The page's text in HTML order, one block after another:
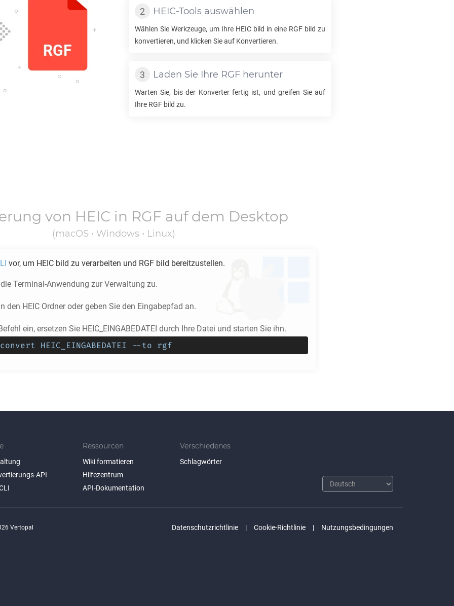
HEIC-Tools auswählen
Wählen Sie Werkzeuge, um Ihre HEIC bild in eine RGF bild zu
konvertieren, und klicken Sie auf Konvertieren.
Laden Sie Ihre RGF herunter
Warten Sie, bis der Konverter fertig ist, und greifen Sie auf
Ihre RGF bild zu.
von HEIC in RGF auf dem Desktop
(macOS • Windows • Linux)
vor, um HEIC bild zu verarbeiten und RGF bild bereitzustellen.
Terminal-Anwendung zur Verwaltung zu.
den HEIC Ordner oder geben Sie den Eingabepfad an.
ein, ersetzen Sie HEIC_EINGABEDATEI durch Ihre Datei und starten Sie ihn.
HEIC_EINGABEDATEI --to rgf
API
Ressourcen
Wiki formatieren
Hilfezentrum
API-Dokumentation
Verschiedenes
Schlagwörter
Datenschutzrichtlinie Cookie-Richtlinie Nutzungsbedingungen
Vertopal